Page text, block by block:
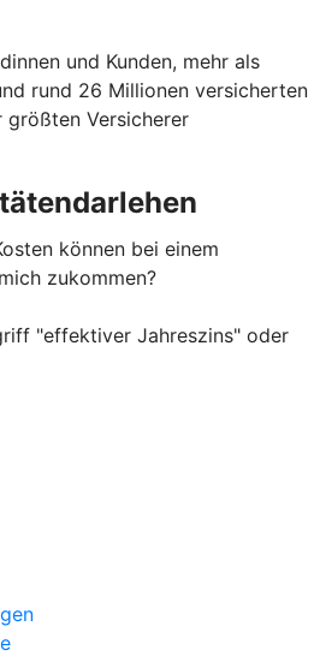
und Kunden, mehr als
rund 26 Millionen versicherten
größten Versicherer
können bei einem
zukommen?
"effektiver Jahreszins" oder